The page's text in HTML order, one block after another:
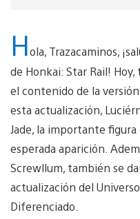
Hola, Trazacaminos,
de Honkai: Star Rail!
el contenido de la
esta actualización,
Jade, la importante
esperada aparición.
Screwllum, también se
actualización del
Diferenciado.